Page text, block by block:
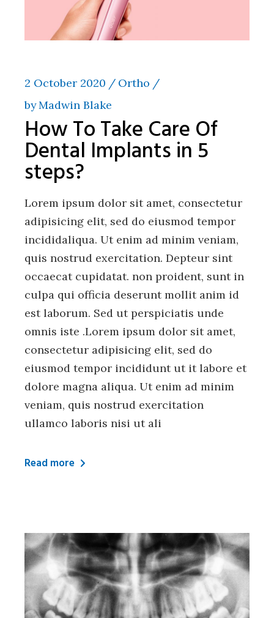
2 October 2020
Ortho
byMadwin Blake
How To Take Care Of
Dental Implants in 5
steps?
Lorem ipsum dolor sit amet, consectetur
adipisicing elit, sed do eiusmod tempor
incididaliqua. Ut enim ad minim veniam,
quis nostrud exercitation. Depteur sint
occaecat cupidatat. non proident, sunt in
culpa qui officia deserunt mollit anim id
est laborum. Sed ut perspiciatis unde
omnis iste .Lorem ipsum dolor sit amet,
consectetur adipisicing elit, sed do
eiusmod tempor incididunt ut it labore et
dolore magna aliqua. Ut enim ad minim
veniam, quis nostrud exercitation
ullamco laboris nisi ut ali
Read more